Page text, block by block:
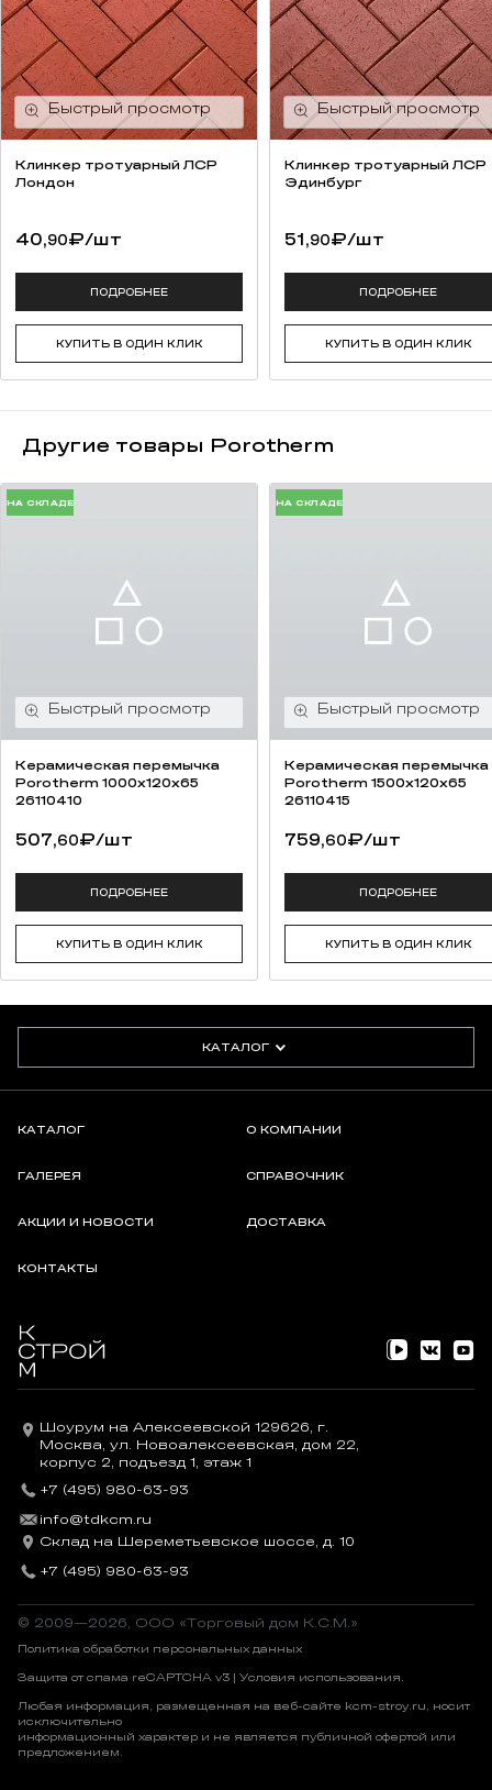
Клинкер тротуарный ЛСР
Лондон
40,90₽/шт
ПОДРОБНЕЕ
КУПИТЬ В ОДИН КЛИК
Клинкер тротуарный ЛСР
Эдинбург
51,90₽/шт
ПОДРОБНЕЕ
КУПИТЬ В ОДИН КЛИК
Другие товары Porotherm
НА СКЛАДЕ
Керамическая перемычка
Porotherm 1000х120х65
26110410
507,60₽/шт
ПОДРОБНЕЕ
КУПИТЬ В ОДИН КЛИК
НА СКЛАДЕ
Керамическая перемычка
Porotherm 1500х120х65
26110415
759,60₽/шт
ПОДРОБНЕЕ
КУПИТЬ В ОДИН КЛИК
КАТАЛОГ
КАТАЛОГ О КОМПАНИИ
ГАЛЕРЕЯ СПРАВОЧНИК
АКЦИИ И НОВОСТИ ДОСТАВКА
КОНТАКТЫ
Шоурум на Алексеевской 129626, г.
Москва, ул. Новоалексеевская, дом 22,
корпус 2, подъезд 1, этаж 1
+7 (495) 980-63-93
info@tdkcm.ru
Склад на Шереметьевское шоссе, д. 10
+7 (495) 980-63-93
© 2009—2026, OOO «Торговый дом К.С.М.»
Политика обработки персональных данных
Защита от спама reCAPTCHA v3 | Условия использования.
Любая информация, размещенная на веб-сайте kcm-stroy.ru, носит
исключительно
информационный характер и не является публичной офертой или
предложением.